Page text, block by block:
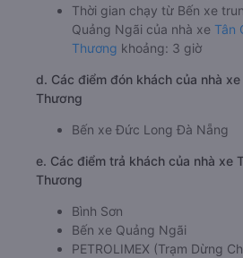
Thời gian chạy từ Bến xe
Quảng Ngãi của nhà xe Tân
Thương khoảng: 3 giờ
d. Các điểm đón khách của nhà
Thương
Bến xe Đức Long Đà Nẵng
e. Các điểm trả khách của nhà xe
Thương
Bình Sơn
Bến xe Quảng Ngãi
PETROLIMEX (Trạm Dừng